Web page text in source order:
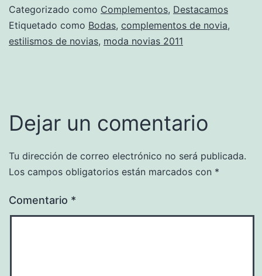
Categorizado como Complementos, Destacamos
Etiquetado como Bodas, complementos de novia,
estilismos de novias, moda novias 2011
Dejar un comentario
Tu dirección de correo electrónico no será publicada.
Los campos obligatorios están marcados con *
Comentario *